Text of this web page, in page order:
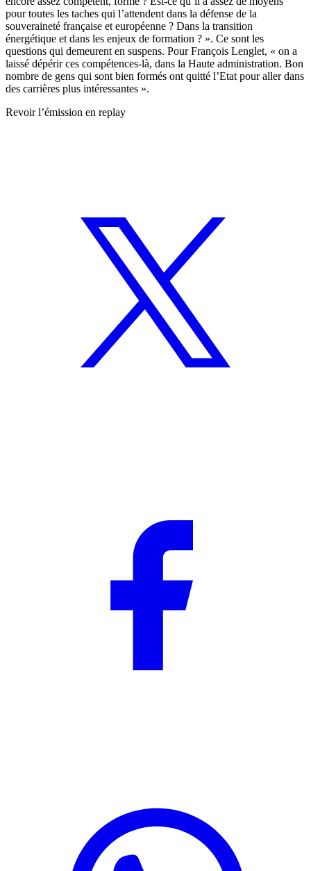
pour toutes les taches qui l’attendent dans la défense de la
souveraineté française et européenne ? Dans la transition
énergétique et dans les enjeux de formation ? ». Ce sont les
questions qui demeurent en suspens. Pour François Lenglet, « on a
laissé dépérir ces compétences-là, dans la Haute administration. Bon
nombre de gens qui sont bien formés ont quitté l’Etat pour aller dans
des carrières plus intéressantes ».
Revoir l’émission en replay